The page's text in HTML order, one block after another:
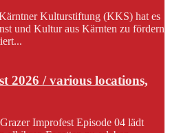
Kulturstiftung (KKS) hat es
und Kultur aus Kärnten zu fördern
2026 / various locations,
Improfest Episode 04 lädt